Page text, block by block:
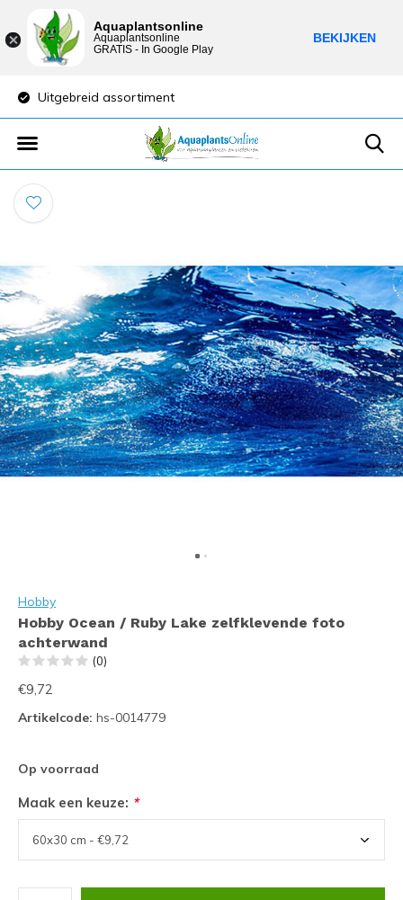
Uitgebreid assortiment
Hobby
Hobby Ocean / Ruby Lake zelfklevende foto
achterwand
(0)
€9,72
Artikelcode: hs-0014779
Op voorraad
Maak een keuze: *
Aquaplantsonline
Aquaplantsonline
GRATIS - In Google Play
BEKIJKEN